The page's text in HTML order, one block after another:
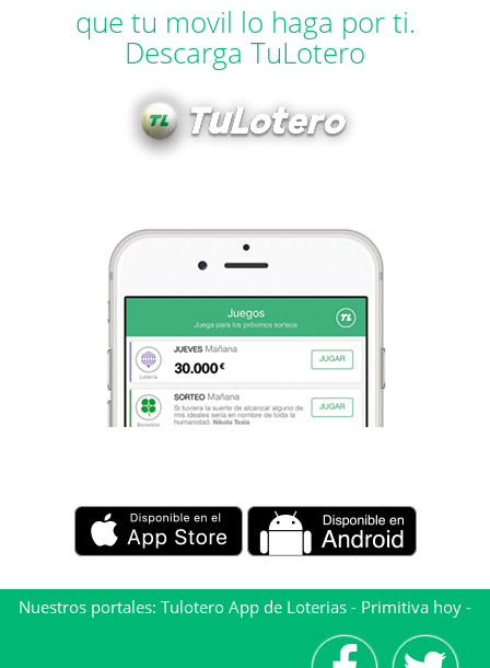
que tu movil lo haga por ti.
Descarga TuLotero
Nuestros portales: Tulotero App de Loterias - Primitiva hoy -